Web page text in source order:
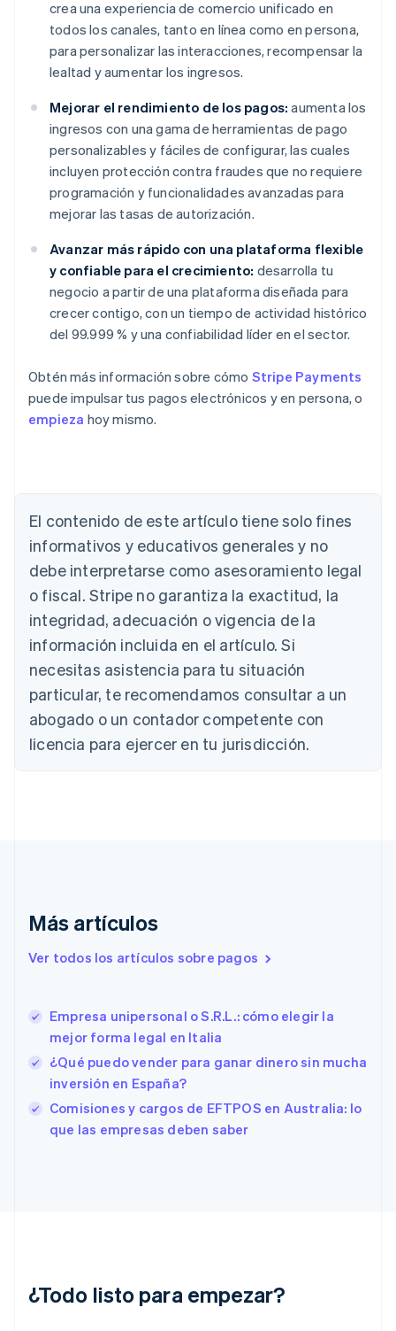
crea una experiencia de comercio unificado en
todos los canales, tanto en línea como en persona,
para personalizar las interacciones, recompensar la
lealtad y aumentar los ingresos.
Mejorar el rendimiento de los pagos: aumenta los
ingresos con una gama de herramientas de pago
personalizables y fáciles de configurar, las cuales
incluyen protección contra fraudes que no requiere
programación y funcionalidades avanzadas para
mejorar las tasas de autorización.
Avanzar más rápido con una plataforma flexible
y confiable para el crecimiento: desarrolla tu
negocio a partir de una plataforma diseñada para
crecer contigo, con un tiempo de actividad histórico
del 99.999 % y una confiabilidad líder en el sector.
Obtén más información sobre cómo Stripe Payments
puede impulsar tus pagos electrónicos y en persona, o
empieza hoy mismo.
El contenido de este artículo tiene solo fines
informativos y educativos generales y no
debe interpretarse como asesoramiento legal
o fiscal. Stripe no garantiza la exactitud, la
integridad, adecuación o vigencia de la
información incluida en el artículo. Si
necesitas asistencia para tu situación
particular, te recomendamos consultar a un
abogado o un contador competente con
licencia para ejercer en tu jurisdicción.
Más artículos
Ver todos los artículos sobre pagos
Empresa unipersonal o S.R.L.: cómo elegir la
mejor forma legal en Italia
¿Qué puedo vender para ganar dinero sin mucha
inversión en España?
Comisiones y cargos de EFTPOS en Australia: lo
que las empresas deben saber
¿Todo listo para empezar?
DeutschEnglish
Australia
English
Austria
DeutschEnglish
Nederlands FrançaisDeutsch English
Brasil
Português English
Bulgaria
English
Canadá
China continental
简体中文English
English
EnglishItaliano
Estados Unidos
English Español简体中文
English
Finlandia
EnglishSvenska
Francia
Français English
Irlanda